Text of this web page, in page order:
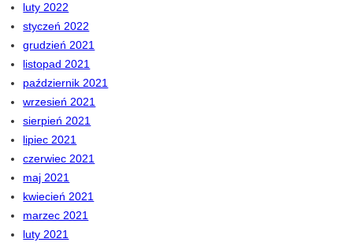
luty 2022
styczeń 2022
grudzień 2021
listopad 2021
październik 2021
wrzesień 2021
sierpień 2021
lipiec 2021
czerwiec 2021
maj 2021
kwiecień 2021
marzec 2021
luty 2021